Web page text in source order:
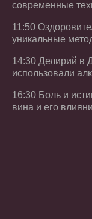
современные
11:50
уникальные
14:30 Делирий в
использовали
16:30 Боль и
вина и его